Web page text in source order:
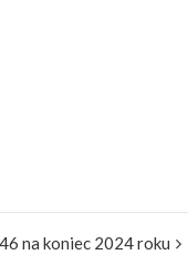
na koniec 2024 roku